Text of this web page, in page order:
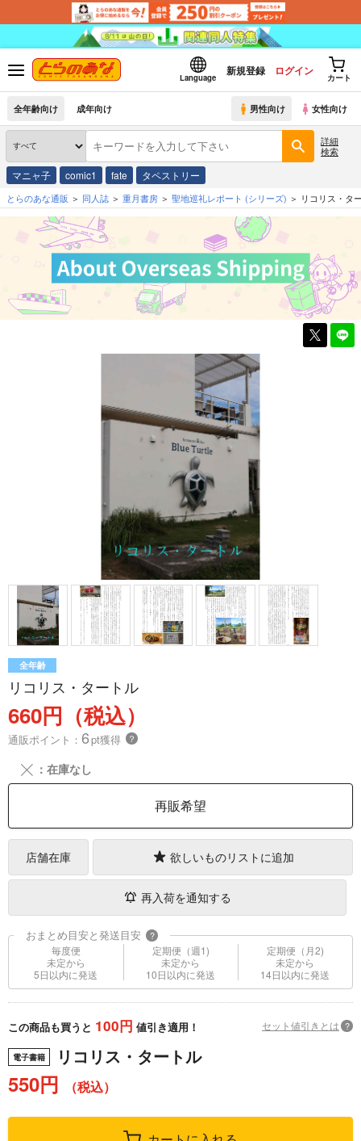
Language
新規登録 ログイン
カート
全年齢向け 成年向け 男性向け 女性向け
詳細
検索
マニャ子 comic1 fate タペストリー
とらのあな通販 同人誌 重月書房 聖地巡礼レポート (シリーズ) リコリス・タ
全年齢
リコリス・タートル
660円（税込）
通販ポイント： 6pt獲得 ？
╳ ：在庫なし
再販希望
店舗在庫 欲しいものリストに追加
再入荷を通知する
おまとめ目安と発送目安 ?
毎度便
未定から
5日以内に発送
定期便（週1)
未定から
10日以内に発送
定期便（月2)
未定から
14日以内に発送
この商品も買うと 100円 値引き適用！ セット値引きとは ?
電子書籍 リコリス・タートル
550円 （税込）